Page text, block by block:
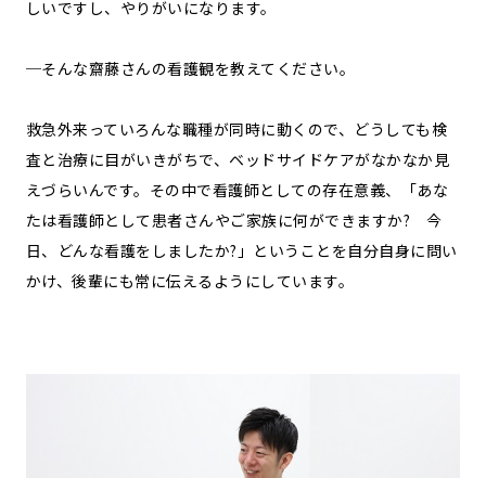
しいですし、やりがいになります。
─そんな齋藤さんの看護観を教えてください。
救急外来っていろんな職種が同時に動くので、どうしても検
査と治療に目がいきがちで、ベッドサイドケアがなかなか見
えづらいんです。その中で看護師としての存在意義、「あな
たは看護師として患者さんやご家族に何ができますか? 今
日、どんな看護をしましたか?」ということを自分自身に問い
かけ、後輩にも常に伝えるようにしています。